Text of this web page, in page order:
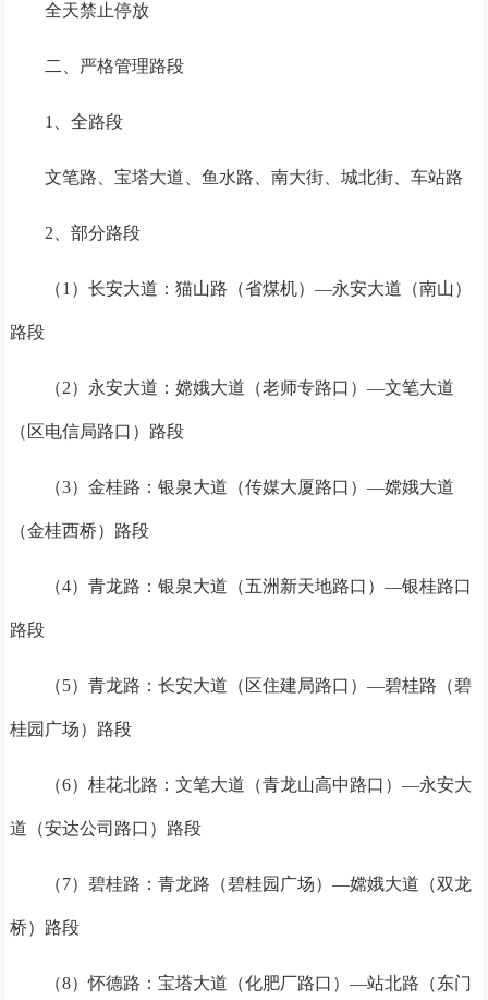
全天禁止停放
二、严格管理路段
1、全路段
文笔路、宝塔大道、鱼水路、南大街、城北街、车站路
2、部分路段
（1）长安大道：猫山路（省煤机）—永安大道（南山）
路段
（2）永安大道：嫦娥大道（老师专路口）—文笔大道
（区电信局路口）路段
（3）金桂路：银泉大道（传媒大厦路口）—嫦娥大道
（金桂西桥）路段
（4）青龙路：银泉大道（五洲新天地路口）—银桂路口
路段
（5）青龙路：长安大道（区住建局路口）—碧桂路（碧
桂园广场）路段
（6）桂花北路：文笔大道（青龙山高中路口）—永安大
道（安达公司路口）路段
（7）碧桂路：青龙路（碧桂园广场）—嫦娥大道（双龙
桥）路段
（8）怀德路：宝塔大道（化肥厂路口）—站北路（东门